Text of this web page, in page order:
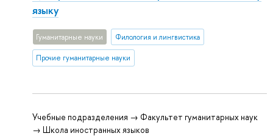
языку
Гуманитарные науки Филология и лингвистика
Прочие гуманитарные науки
Учебные подразделения → Факультет гуманитарных наук
→ Школа иностранных языков